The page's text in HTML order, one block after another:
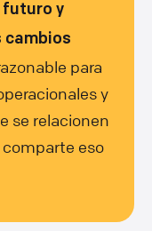
futuro y
cambios
para
y
se relacionen
eso